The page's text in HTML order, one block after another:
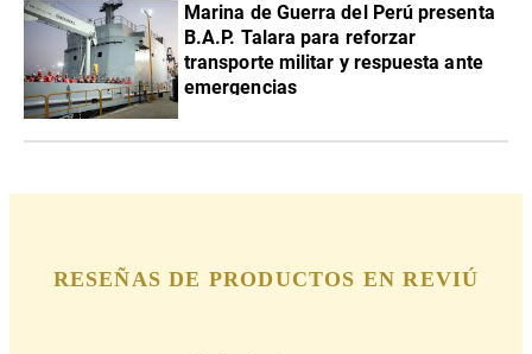
Marina de Guerra del Perú presenta
B.A.P. Talara para reforzar
transporte militar y respuesta ante
emergencias